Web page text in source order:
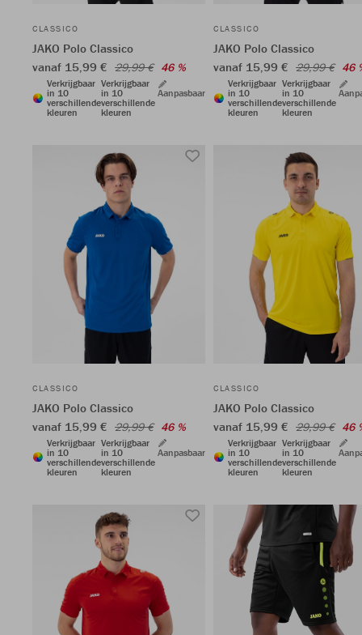
CLASSICO
JAKO Polo Classico
vanaf 15,99 € 29,99 € 46 %
Verkrijgbaar
in 10
verschillende
kleuren
Verkrijgbaar
in 10
verschillende
kleuren
Aanpasbaar
CLASSICO
JAKO Polo Classico
vanaf 15,99 € 29,99 € 46
Verkrijgbaar
in 10
verschillende
kleuren
Verkrijgbaar
in 10
verschillende
kleuren
CLASSICO
JAKO Polo Classico
vanaf 15,99 € 29,99 € 46 %
Verkrijgbaar
in 10
verschillende
kleuren
Verkrijgbaar
in 10
verschillende
kleuren
Aanpasbaar
CLASSICO
JAKO Polo Classico
vanaf 15,99 € 29,99 € 46
Verkrijgbaar
in 10
verschillende
kleuren
Verkrijgbaar
in 10
verschillende
kleuren